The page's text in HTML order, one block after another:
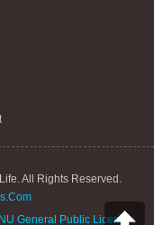
All Rights Reserved.
General Public License.